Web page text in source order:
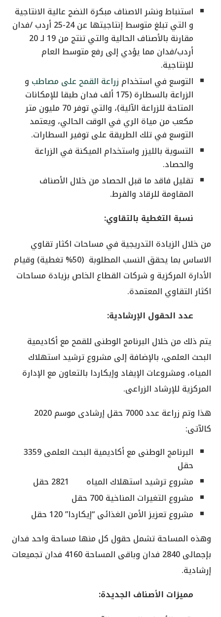
استنباط ونشر الاصناف مبكرة النضج عالية الانتاجية
و التي تبلغ متوسط إنتاجيتها عن 24-25 أردب /فدان
مقارنة بالأصناف الحالية والتي تنتج من 19 لـ 20
أردب/فدان مما يؤدي إلى رفع متوسط العام
للإنتاجية.
التوسع في استخدام زراعة القمح على مصاطب و
الزراعة بالسطارة (175 ألف فدان طبقا للإمكانات
المتاحة للزراعة الآلية)، والتي توفر 70 مليون متر
مكعب من مياة الري في الوقت الحالي، ويعتمد
التوسع في تلك الطريقة على توفير السطارات.
التسوية بالليزر واستخدام الميكنة في الزراعة
والحصاد.
تقليل فاقد ما قبل الحصاد من خلال الأصناف
المقاومة للرقاد والفرط.
‌نسبة التغطية بالتقاوي:
من خلال الزيادة التدريجية في مساحات اكثار تقاوي
الاساس بما يحقق النسب المطلوبة (50% تغطية) وقيام
الأدارة المركزية و شركات القطاع الخاص بزيادة مساحات
اكثار التقاوي المعتمدة.
‌عدد الحقول الإرشادية:
يتم ذلك من خلال البرنامج الوطنى للقمح مع أكاديمية
البحث العلمى، بالإضافة إلى مشروع ترشيد استهلاك
المياه، ومشروعات الإيفاد وإيكاردا بالتعاون مع الإدارة
المركزية للإرشاد الزراعى.
هذا وتم زراعة عدد 7000 حقل إرشادى موسم 2020
كالآتى:
البرنامج الوطنى مع أكاديمية البحث العلمى 3359
حقل
مشروع ترشيد استهلاك المياه 2821 حقل
مشروع التغيرات المناخية 700 حقل
مشروع تعزيز الأمن الغذائى “إيكاردا” 120 حقل
وهذه المساحة تشمل حقول كل منها مساحة واحد فدان
بإجمالى 2840 فدان وباقى المساحة 4160 فدان تجميعات
إرشادية.
مميزات الأصناف الجديدة: